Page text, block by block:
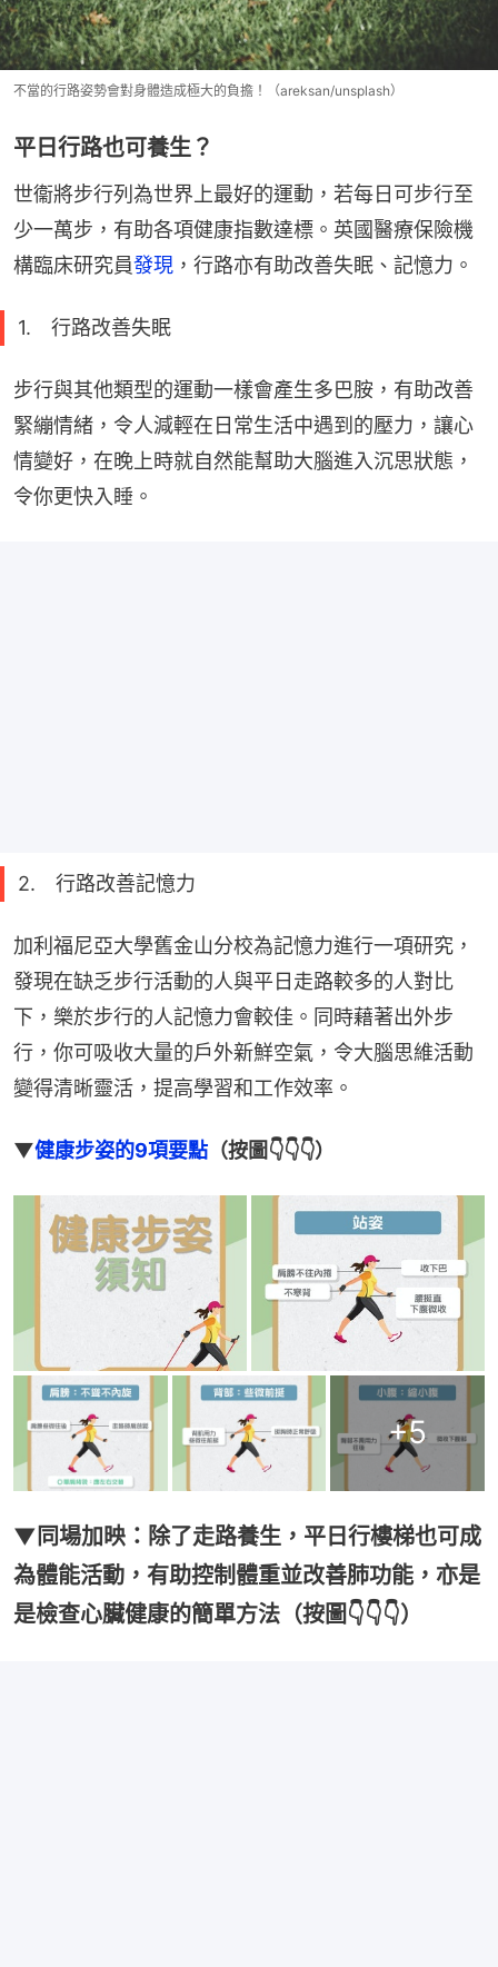
不當的行路姿勢會對身體造成極大的負擔！（areksan/unsplash）
平日行路也可養生？
世衞將步行列為世界上最好的運動，若每日可步行至
少一萬步，有助各項健康指數達標。英國醫療保險機
構臨床研究員發現 ，行路亦有助改善失眠、記憶力。
1. 行路改善失眠
步行與其他類型的運動一樣會產生多巴胺，有助改善
緊繃情緒，令人減輕在日常生活中遇到的壓力，讓心
情變好，在晚上時就自然能幫助大腦進入沉思狀態，
令你更快入睡。
2. 行路改善記憶力
加利福尼亞大學舊金山分校為記憶力進行一項研究，
發現在缺乏步行活動的人與平日走路較多的人對比
下，樂於步行的人記憶力會較佳。同時藉著出外步
行，你可吸收大量的戶外新鮮空氣，令大腦思維活動
變得清晰靈活，提高學習和工作效率。
▼健康步姿的9項要點 （按圖👇👇👇）
+5
▼同場加映：除了走路養生，平日行樓梯也可成
為體能活動，有助控制體重並改善肺功能，亦是
是檢查心臟健康的簡單方法（按圖👇👇👇）